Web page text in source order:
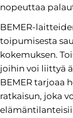
nopeuttaa
BEMER-
toipumisesta
kokemuksen.
joihin voi liittyä
BEMER tarjoaa
ratkaisun, joka